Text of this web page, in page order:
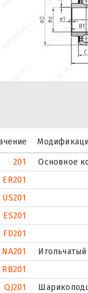
201
Основное
ER201
US201
ES201
FD201
NA201
RB201
QJ201